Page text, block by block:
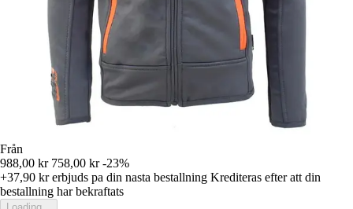
Från
988,00 kr 758,00 kr -23%
+37,90 krerbjuds pa din nasta bestallning Krediteras efter att din
bestallning har bekraftats